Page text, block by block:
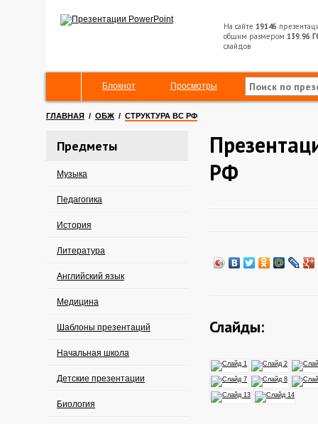
На сайте 19146
общим размером 139.96
слайдов
Блокнот Просмотры
ГЛАВНАЯ / ОБЖ / СТРУКТУРА ВС РФ
Предметы
Музыка
Педагогика
История
Литература
Английский язык
Медицина
Шаблоны презентаций
Начальная школа
Детские презентации
Биология
РФ
Слайды: